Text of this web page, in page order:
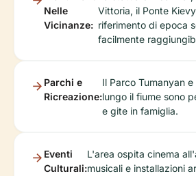
Nelle
Vicinanze:
Vittoria, il Ponte
riferimento di epoca
facilmente
Parchi e
Ricreazione:
Il Parco Tumanyan
lungo il fiume sono
e gite in famiglia.
Eventi
Culturali:
L'area ospita cinema
musicali e installazioni